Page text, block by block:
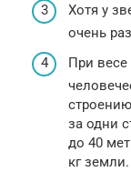
Хотя у
очень
При весе
за одни
до 40
кг